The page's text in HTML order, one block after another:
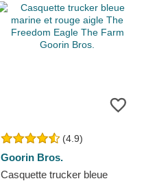
(4.9)
Goorin Bros.
Casquette trucker bleue